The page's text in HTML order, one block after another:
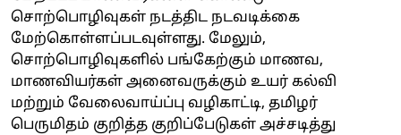
சொற்பொழிவுகள் நடத்திட நடவடிக்கை
மேற்கொள்ளப்படவுள்ளது. மேலும்,
சொற்பொழிவுகளில் பங்கேற்கும் மாணவ,
மாணவியர்கள் அனைவருக்கும் உயர் கல்வி
மற்றும் வேலைவாய்ப்பு வழிகாட்டி, தமிழர்
பெருமிதம் குறித்த குறிப்பேடுகள் அச்சடித்து